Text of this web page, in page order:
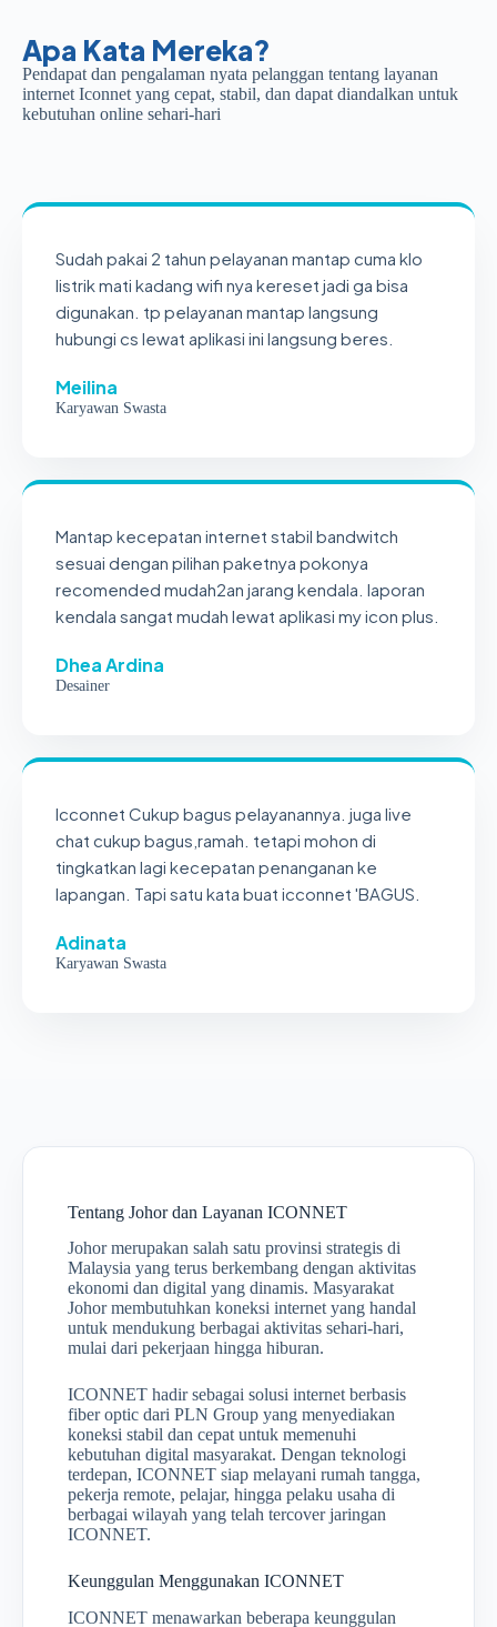
Apa Kata Mereka?
Pendapat dan pengalaman nyata pelanggan tentang layanan
internet Iconnet yang cepat, stabil, dan dapat diandalkan untuk
kebutuhan online sehari-hari
Sudah pakai 2 tahun pelayanan mantap cuma klo
listrik mati kadang wifi nya kereset jadi ga bisa
digunakan. tp pelayanan mantap langsung
hubungi cs lewat aplikasi ini langsung beres.
Meilina
Karyawan Swasta
Mantap kecepatan internet stabil bandwitch
sesuai dengan pilihan paketnya pokonya
recomended mudah2an jarang kendala. laporan
kendala sangat mudah lewat aplikasi my icon plus.
Dhea Ardina
Desainer
Icconnet Cukup bagus pelayanannya. juga live
chat cukup bagus,ramah. tetapi mohon di
tingkatkan lagi kecepatan penanganan ke
lapangan. Tapi satu kata buat icconnet 'BAGUS.
Adinata
Karyawan Swasta
Tentang Johor dan Layanan ICONNET
Johor merupakan salah satu provinsi strategis di
Malaysia yang terus berkembang dengan aktivitas
ekonomi dan digital yang dinamis. Masyarakat
Johor membutuhkan koneksi internet yang handal
untuk mendukung berbagai aktivitas sehari-hari,
mulai dari pekerjaan hingga hiburan.
ICONNET hadir sebagai solusi internet berbasis
fiber optic dari PLN Group yang menyediakan
koneksi stabil dan cepat untuk memenuhi
kebutuhan digital masyarakat. Dengan teknologi
terdepan, ICONNET siap melayani rumah tangga,
pekerja remote, pelajar, hingga pelaku usaha di
berbagai wilayah yang telah tercover jaringan
ICONNET.
Keunggulan Menggunakan ICONNET
ICONNET menawarkan beberapa keunggulan